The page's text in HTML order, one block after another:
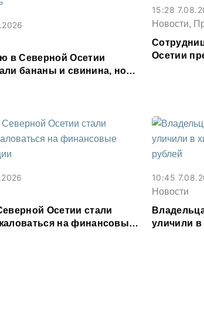
в Северной Осетии
бананы и свинина, но
15:28
Новости,
Осетии
Осетии стали
на финансовые
10:45
Новости
уличили в